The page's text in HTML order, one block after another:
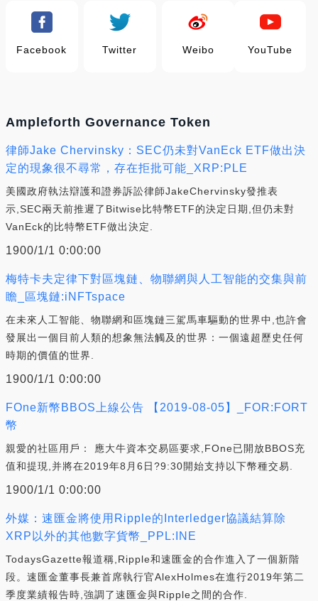
Facebook Twitter Weibo YouTube
Ampleforth Governance Token
律師Jake Chervinsky：SEC仍未對VanEck ETF做出決
定的現象很不尋常，存在拒批可能_XRP:PLE
美國政府執法辯護和證券訴訟律師JakeChervinsky發推表
示,SEC兩天前推遲了Bitwise比特幣ETF的決定日期,但仍未對
VanEck的比特幣ETF做出決定.
1900/1/1 0:00:00
梅特卡夫定律下對區塊鏈、物聯網與人工智能的交集與前
瞻_區塊鏈:iNFTspace
在未來人工智能、物聯網和區塊鏈三駕馬車驅動的世界中,也許會
發展出一個目前人類的想象無法觸及的世界：一個遠超歷史任何
時期的價值的世界.
1900/1/1 0:00:00
FOne新幣BBOS上線公告 【2019-08-05】_FOR:FORT
幣
親愛的社區用戶： 應大牛資本交易區要求,FOne已開放BBOS充
值和提現,并將在2019年8月6日?9:30開始支持以下幣種交易.
1900/1/1 0:00:00
外媒：速匯金將使用Ripple的Interledger協議結算除
XRP以外的其他數字貨幣_PPL:INE
TodaysGazette報道稱,Ripple和速匯金的合作進入了一個新階
段。速匯金董事長兼首席執行官AlexHolmes在進行2019年第二
季度業績報告時,強調了速匯金與Ripple之間的合作.